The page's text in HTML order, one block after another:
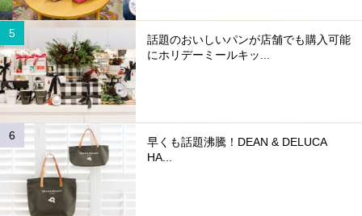
話題のおいしいパンが店舗でも購入可能
にホリデーミールキッ...
早くも話題沸騰！DEAN & DELUCA
HA...